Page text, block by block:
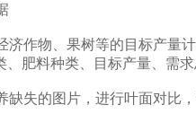
作物、果树等的目标产量
肥料种类、目标产量、需求
失的图片，进行叶面对比，